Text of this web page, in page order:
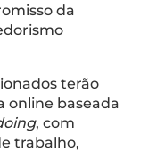
da
terão
online baseada
, com
trabalho,